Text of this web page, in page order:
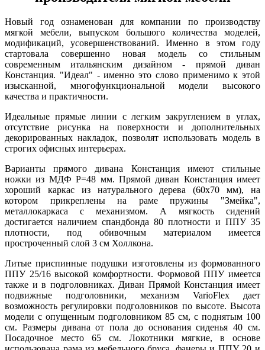
Новый год ознаменован для компании по производству
мягкой мебели, выпуском большого количества моделей,
модификаций, усовершенствований. Именно в этом году
стартовала совершенно новая модель со стильным
современным итальянским дизайном - прямой диван
Констанция. "Идеал" - именно это слово применимо к этой
изысканной, многофункциональной модели высокого
качества и практичности.
Идеальные прямые линии с легким закруглением в углах,
отсутствие рисунка на поверхности и дополнительных
декорированных накладок, позволят использовать модель в
строгих офисных интерьерах.
Варианты прямого дивана Констанция имеют стильные
ножки из МДФ Р=48 мм. Прямой диван Констанция имеет
хороший каркас из натурального дерева (60х70 мм), на
котором прикреплены на раме пружины "Змейка",
металлокаркаса с механизмом. А мягкость сидений
достигается наличием спандбонда 80 плотности и ППУ 35
плотности, под обивочным материалом имеется
простроченный слой 3 см Холлкона.
Литые приспинные подушки изготовлены из формованного
ППУ 25/16 высокой комфортности. Формовой ППУ имеется
также и в подголовниках. Диван Прямой Констанция имеет
подвижные подголовники, механизм VarioFlex дает
возможность регулировки подголовников по высоте. Высота
модели с опущенным подголовником 85 см, с поднятым 100
см. Размеры дивана от пола до основания сиденья 40 см.
Посадочное место 65 см. Локотники мягкие, в основе